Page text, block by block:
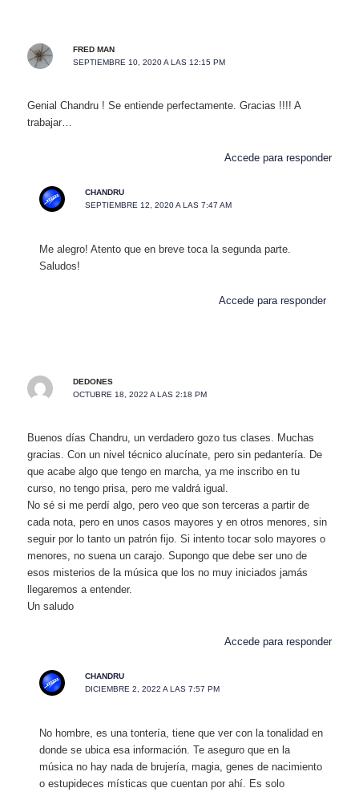
FRED MAN
SEPTIEMBRE 10, 2020 A LAS 12:15 PM
Genial Chandru ! Se entiende perfectamente. Gracias !!!! A
trabajar…
Accede para responder
CHANDRU
SEPTIEMBRE 12, 2020 A LAS 7:47 AM
Me alegro! Atento que en breve toca la segunda parte.
Saludos!
Accede para responder
DEDONES
OCTUBRE 18, 2022 A LAS 2:18 PM
Buenos días Chandru, un verdadero gozo tus clases. Muchas
gracias. Con un nivel técnico alucínate, pero sin pedantería. De
que acabe algo que tengo en marcha, ya me inscribo en tu
curso, no tengo prisa, pero me valdrá igual.
No sé si me perdí algo, pero veo que son terceras a partir de
cada nota, pero en unos casos mayores y en otros menores, sin
seguir por lo tanto un patrón fijo. Si intento tocar solo mayores o
menores, no suena un carajo. Supongo que debe ser uno de
esos misterios de la música que los no muy iniciados jamás
llegaremos a entender.
Un saludo
Accede para responder
CHANDRU
DICIEMBRE 2, 2022 A LAS 7:57 PM
No hombre, es una tontería, tiene que ver con la tonalidad en
donde se ubica esa información. Te aseguro que en la
música no hay nada de brujería, magia, genes de nacimiento
o estupideces místicas que cuentan por ahí. Es solo